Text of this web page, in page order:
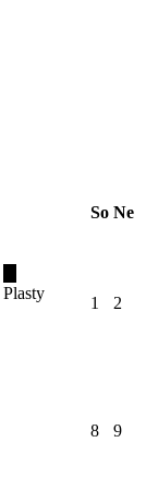
So Ne
Plasty
1 2
8 9